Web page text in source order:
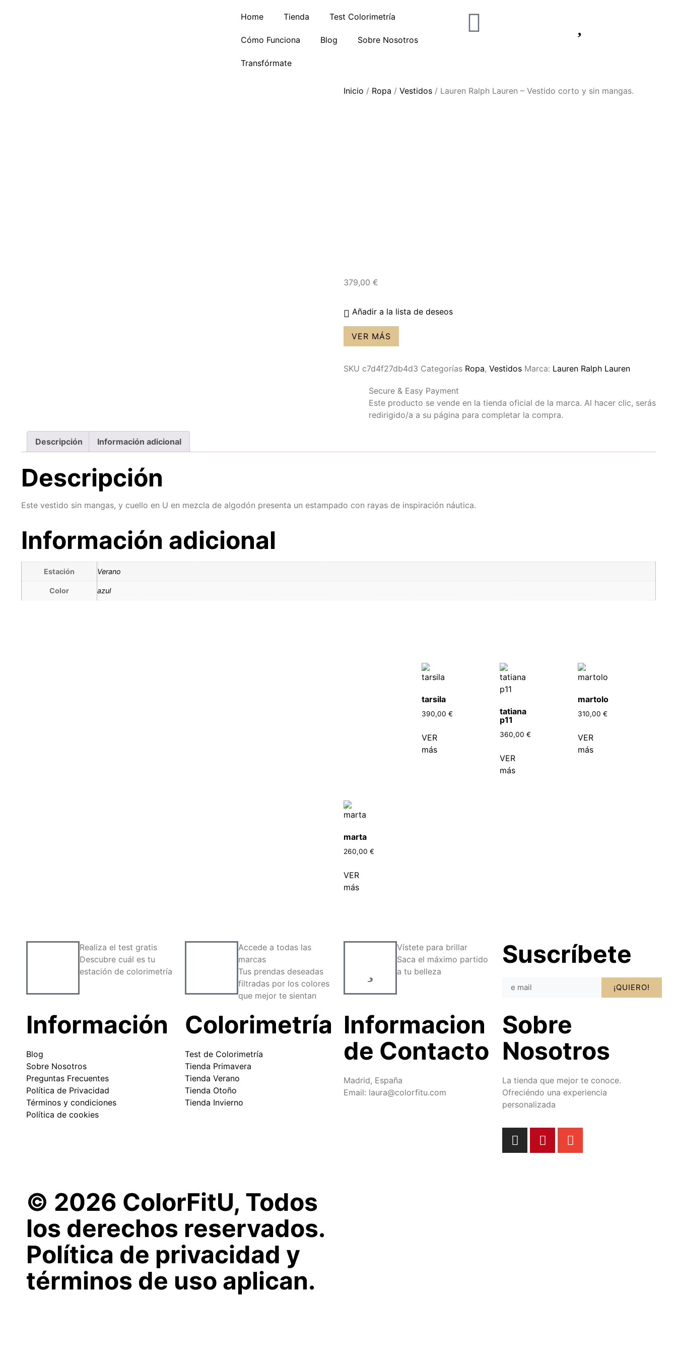
Home Tienda Test Colorimetría
Cómo Funciona Blog Sobre Nosotros
Transfórmate
Inicio / Ropa / Vestidos / Lauren Ralph Lauren – Vestido corto y sin mangas.
379,00 €
Añadir a la lista de deseos
VER MÁS
SKU c7d4f27db4d3 Categorías Ropa, Vestidos Marca: Lauren Ralph Lauren
Secure & Easy Payment
Este producto se vende en la tienda oficial de la marca. Al hacer clic, serás
redirigido/a a su página para completar la compra.
Descripción Información adicional
Descripción
Este vestido sin mangas, y cuello en U en mezcla de algodón presenta un estampado con rayas de inspiración náutica.
Información adicional
Estación Verano
Color azul
tarsila
390,00 €
VER
más
tatiana
p11
360,00 €
VER
más
martolo
310,00 €
VER
más
marta
260,00 €
VER
más
Realiza el test gratis
Descubre cuál es tu
estación de colorimetría
Accede a todas las
marcas
Tus prendas deseadas
filtradas por los colores
que mejor te sientan
Vístete para brillar
Saca el máximo partido
a tu belleza
Suscríbete
¡QUIERO!
Información
Blog
Sobre Nosotros
Preguntas Frecuentes
Política de Privacidad
Términos y condiciones
Política de cookies
Colorimetría
Test de Colorimetría
Tienda Primavera
Tienda Verano
Tienda Otoño
Tienda Invierno
Informacion
de Contacto
Madrid, España
Email: laura@colorfitu.com
Sobre
Nosotros
La tienda que mejor te conoce.
Ofreciéndo una experiencia
personalizada
© 2026 ColorFitU, Todos
los derechos reservados.
Política de privacidad y
términos de uso aplican.